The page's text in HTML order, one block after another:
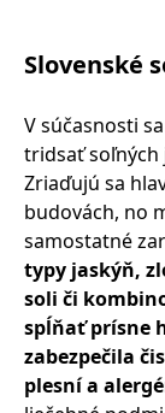
Slovenské
V súčasnosti
tridsať soľných
Zriaďujú sa
budovách, no
samostatné
typy jaskýň,
soli či
spĺňať prísne
zabezpečila
plesní a